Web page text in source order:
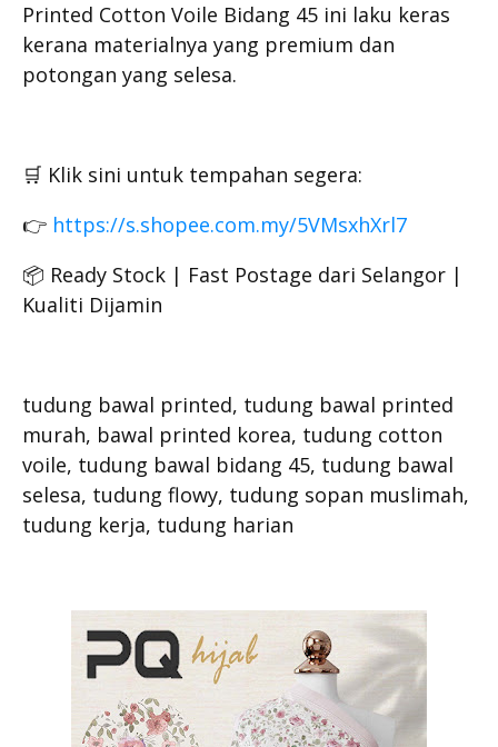
Printed Cotton Voile Bidang 45 ini laku keras
kerana materialnya yang premium dan
potongan yang selesa.
🛒 Klik sini untuk tempahan segera:
👉 https://s.shopee.com.my/5VMsxhXrl7
📦 Ready Stock | Fast Postage dari Selangor |
Kualiti Dijamin
tudung bawal printed, tudung bawal printed
murah, bawal printed korea, tudung cotton
voile, tudung bawal bidang 45, tudung bawal
selesa, tudung flowy, tudung sopan muslimah,
tudung kerja, tudung harian